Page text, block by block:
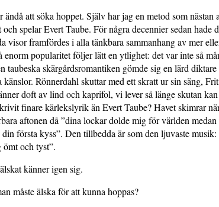
ändå att söka hoppet. Själv har jag en metod som
spelar Evert Taube. För några decennier sedan hade
visor framfördes i alla tänkbara samman­hang av mer
enorm popularitet följer lätt en ytlighet: det var inte så
taubeska skärgårdsromantiken gömde sig en lärd
känslor. Rönnerdahl skuttar med ett skratt ur sin säng,
doft av lind och kaprifol, vi lever så länge skutan
finare kärlekslyrik än Evert Taube? Havet skimrar
aftonen då ”dina lockar dolde mig för världen
första kyss”. Den tillbedda är som den ljuvaste
och tyst”.
känner igen sig.
måste älska för att kunna hoppas?